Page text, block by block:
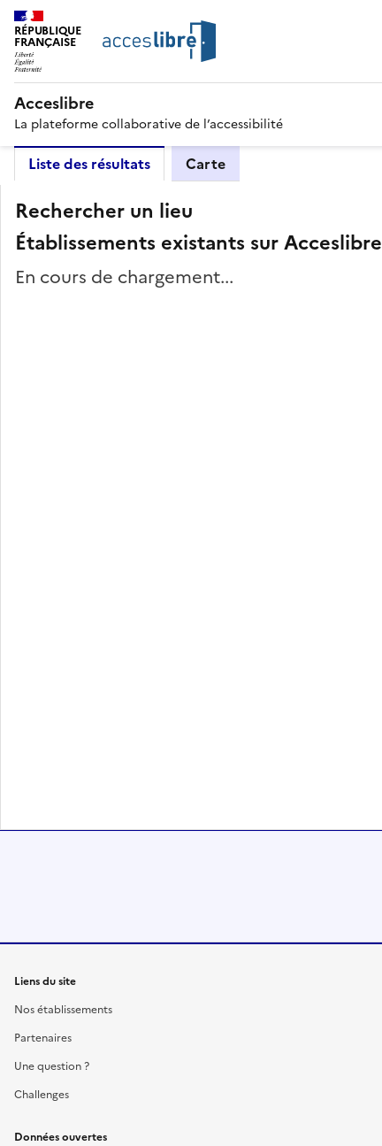
RÉPUBLIQUE
FRANÇAISE
Acceslibre
La plateforme collaborative de l’accessibilité
Liste des résultats Carte
Rechercher un lieu
Établissements existants sur Acceslibre
En cours de chargement...
Liens du site
Nos établissements
Partenaires
Une question ?
Challenges
Données ouvertes